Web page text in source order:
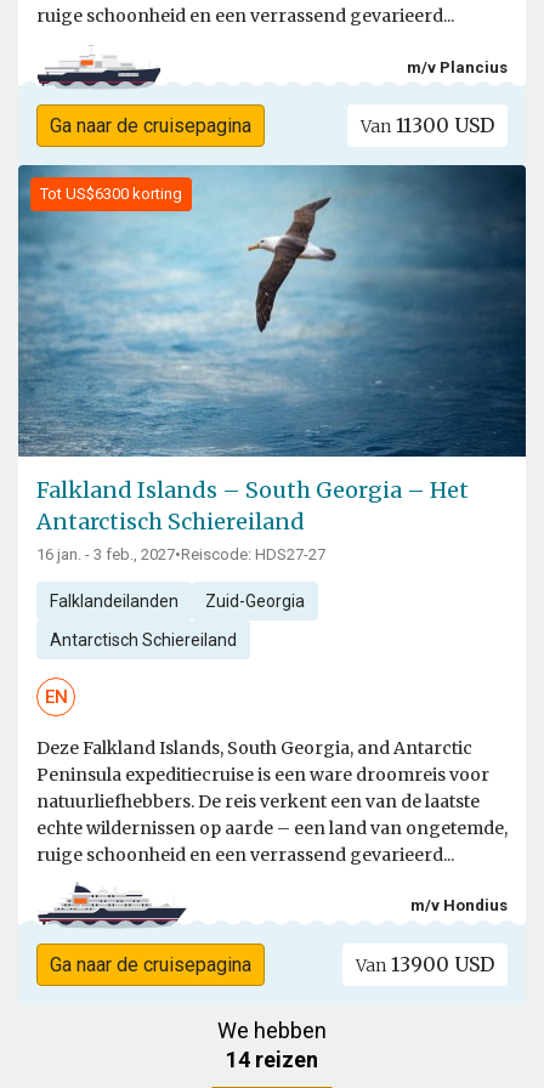
ruige schoonheid en een verrassend gevarieerd...
m/v Plancius
Ga naar de cruisepagina Van 11300 USD
Tot US$6300 korting
Falkland Islands – South Georgia – Het
Antarctisch Schiereiland
16 jan. - 3 feb., 2027•Reiscode: HDS27-27
Falklandeilanden Zuid-Georgia
Antarctisch Schiereiland
EN
Deze Falkland Islands, South Georgia, and Antarctic
Peninsula expeditiecruise is een ware droomreis voor
natuurliefhebbers. De reis verkent een van de laatste
echte wildernissen op aarde – een land van ongetemde,
ruige schoonheid en een verrassend gevarieerd...
m/v Hondius
Ga naar de cruisepagina Van 13900 USD
We hebben
14 reizen